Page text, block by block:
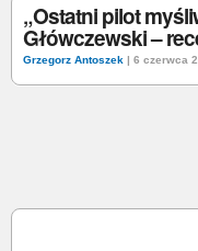
„Ostatni pilot
Główczewski –
Grzegorz Antoszek | 6 czerwca